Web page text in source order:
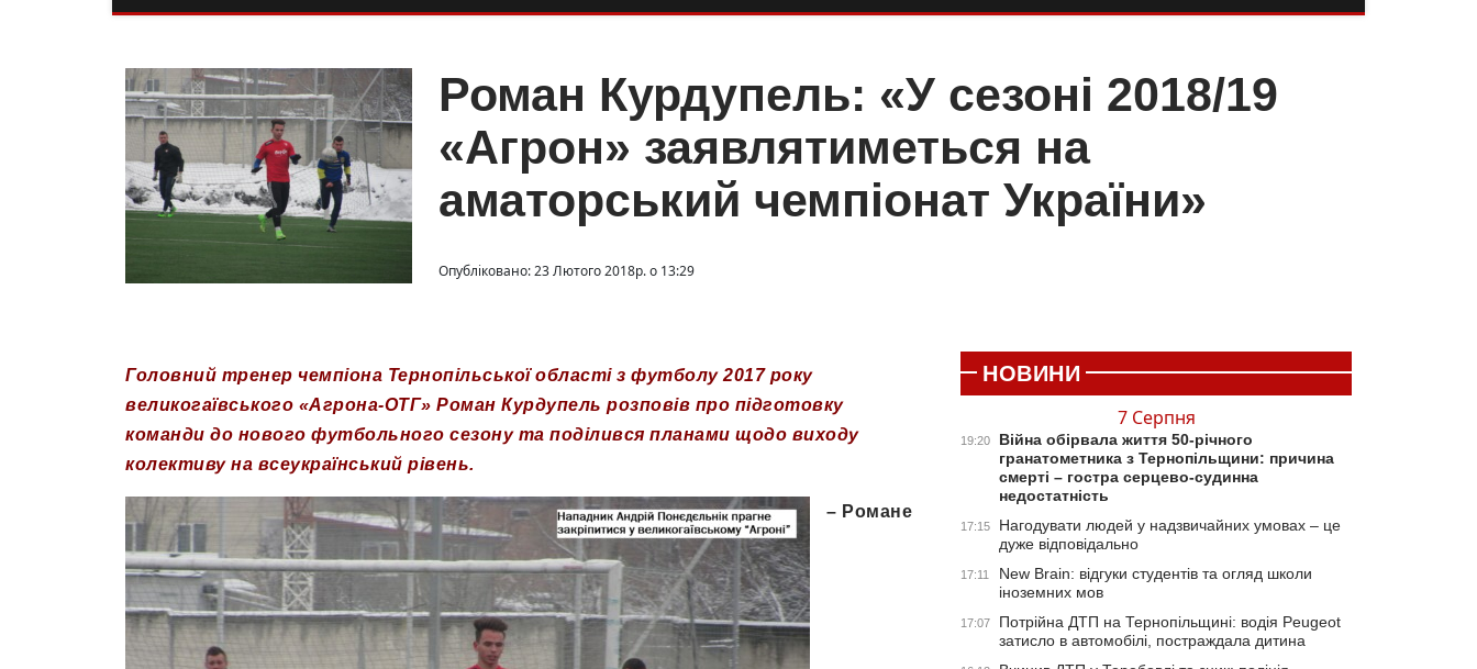
Роман Курдупель: «У сезоні 2018/19
«Агрон» заявлятиметься на
аматорський чемпіонат України»
Опубліковано: 23 Лютого 2018р. о 13:29
Головний тренер чемпіона Тернопільської області з футболу 2017 року
великогаївського «Агрона-ОТГ» Роман Курдупель розповів про підготовку
команди до нового футбольного сезону та поділився планами щодо виходу
колективу на всеукраїнський рівень.
– Романе
НОВИНИ
7 Серпня
19:20
Війна обірвала життя 50-річного
гранатометника з Тернопільщини: причина
смерті – гостра серцево-судинна
недостатність
17:15
Нагодувати людей у надзвичайних умовах – це
дуже відповідально
17:11
New Brain: відгуки студентів та огляд школи
іноземних мов
17:07
Потрійна ДТП на Тернопільщині: водія Peugeot
затисло в автомобілі, постраждала дитина